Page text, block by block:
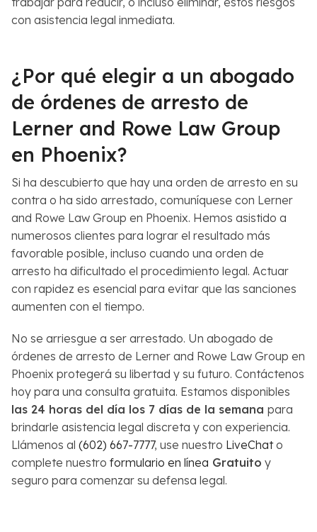
con asistencia legal inmediata.
¿Por qué elegir a un abogado
de órdenes de arresto de
Lerner and Rowe Law Group
en Phoenix?
Si ha descubierto que hay una orden de arresto en su
contra o ha sido arrestado, comuníquese con Lerner
and Rowe Law Group en Phoenix. Hemos asistido a
numerosos clientes para lograr el resultado más
favorable posible, incluso cuando una orden de
arresto ha dificultado el procedimiento legal. Actuar
con rapidez es esencial para evitar que las sanciones
aumenten con el tiempo.
No se arriesgue a ser arrestado. Un abogado de
órdenes de arresto de Lerner and Rowe Law Group en
Phoenix protegerá su libertad y su futuro. Contáctenos
hoy para una consulta gratuita. Estamos disponibles
las 24 horas del día los 7 días de la semana para
brindarle asistencia legal discreta y con experiencia.
Llámenos al (602) 667-7777, use nuestro LiveChato
complete nuestro formulario en línea Gratuito y
seguro para comenzar su defensa legal.